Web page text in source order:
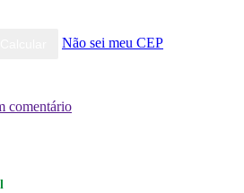
Não sei meu CEP
comentário